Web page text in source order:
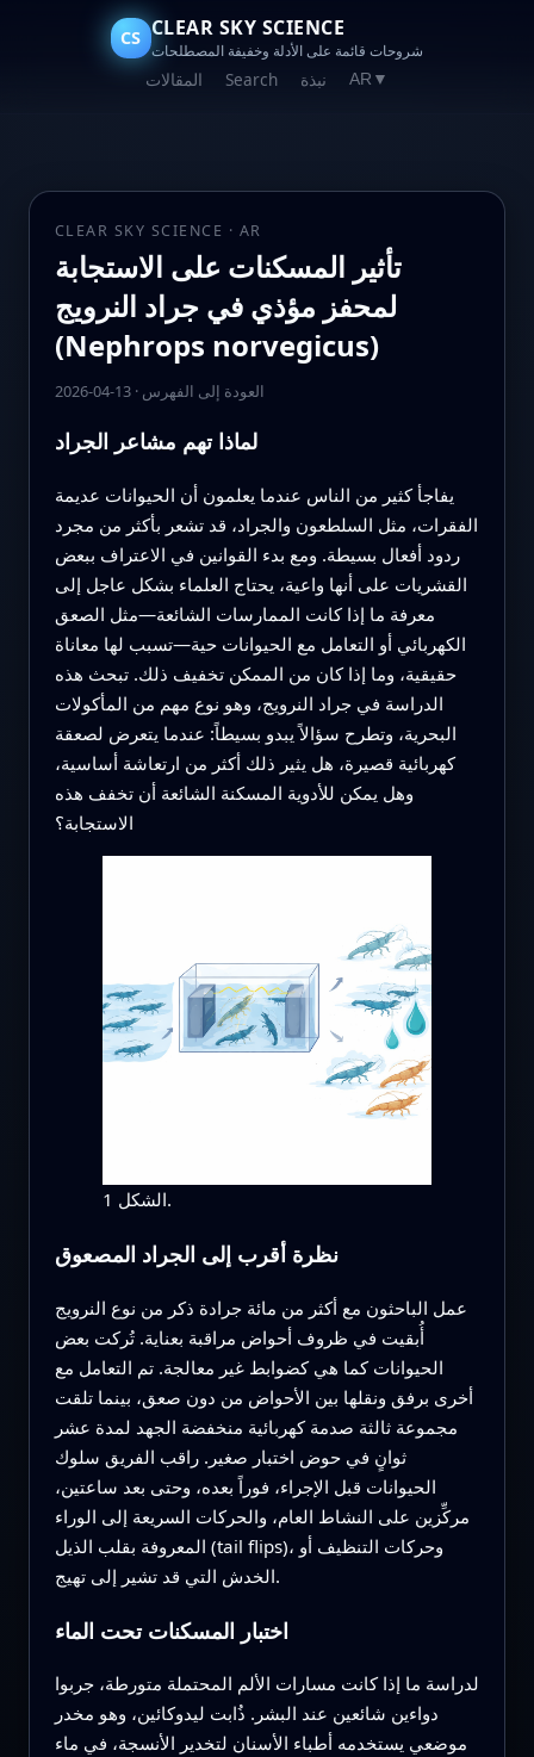
CS CLEAR SKY SCIENCE
شروحات قائمة على الأدلة وخفيفة المصطلحات
المقالات Search نبذة AR ▼
CLEAR SKY SCIENCE · AR
تأثير المسكنات على الاستجابة
لمحفز مؤذي في جراد النرويج
(Nephrops norvegicus)
2026-04-13· العودة إلى الفهرس
لماذا تهم مشاعر الجراد
يفاجأ كثير من الناس عندما يعلمون أن الحيوانات عديمة
الفقرات، مثل السلطعون والجراد، قد تشعر بأكثر من مجرد
ردود أفعال بسيطة. ومع بدء القوانين في الاعتراف ببعض
القشريات على أنها واعية، يحتاج العلماء بشكل عاجل إلى
معرفة ما إذا كانت الممارسات الشائعة—مثل الصعق
الكهربائي أو التعامل مع الحيوانات حية—تسبب لها معاناة
حقيقية، وما إذا كان من الممكن تخفيف ذلك. تبحث هذه
الدراسة في جراد النرويج، وهو نوع مهم من المأكولات
البحرية، وتطرح سؤالاً يبدو بسيطاً: عندما يتعرض لصعقة
كهربائية قصيرة، هل يثير ذلك أكثر من ارتعاشة أساسية،
وهل يمكن للأدوية المسكنة الشائعة أن تخفف هذه
الاستجابة؟
الشكل 1.
نظرة أقرب إلى الجراد المصعوق
عمل الباحثون مع أكثر من مائة جرادة ذكر من نوع النرويج
أُبقيت في ظروف أحواض مراقبة بعناية. تُركت بعض
الحيوانات كما هي كضوابط غير معالجة. تم التعامل مع
أخرى برفق ونقلها بين الأحواض من دون صعق، بينما تلقت
مجموعة ثالثة صدمة كهربائية منخفضة الجهد لمدة عشر
ثوانٍ في حوض اختبار صغير. راقب الفريق سلوك
الحيوانات قبل الإجراء، فوراً بعده، وحتى بعد ساعتين،
مركِّزين على النشاط العام، والحركات السريعة إلى الوراء
المعروفة بقلب الذيل (tail flips)، وحركات التنظيف أو
الخدش التي قد تشير إلى تهيج.
اختبار المسكنات تحت الماء
لدراسة ما إذا كانت مسارات الألم المحتملة متورطة، جربوا
دواءين شائعين عند البشر. ذُابت ليدوكائين، وهو مخدر
موضعي يستخدمه أطباء الأسنان لتخدير الأنسجة، في ماء